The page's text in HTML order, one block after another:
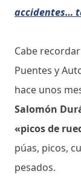
accidentes…
Cabe
Puentes y
hace unos
Salomón
«picos de
púas, picos,
pesados.